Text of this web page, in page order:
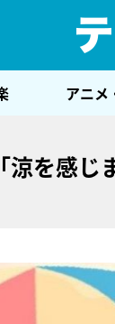
アニメ
を感じ